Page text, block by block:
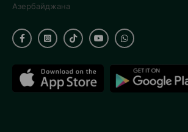
Азербайджана